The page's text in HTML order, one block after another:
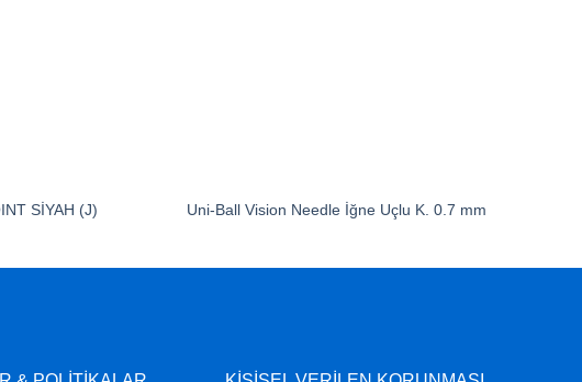
SİYAH (J) Uni-Ball Vision Needle İğne Uçlu K. 0.7 mm